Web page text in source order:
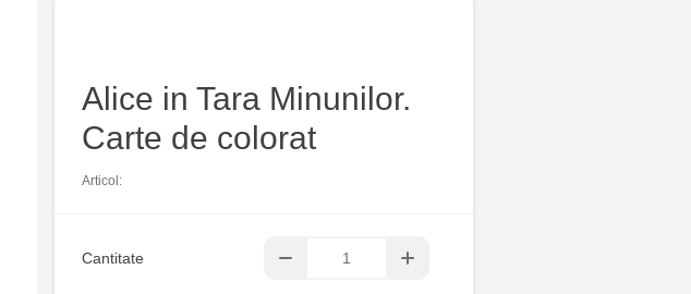
Alice in Tara Minunilor.
Carte de colorat
Articol:
Cantitate